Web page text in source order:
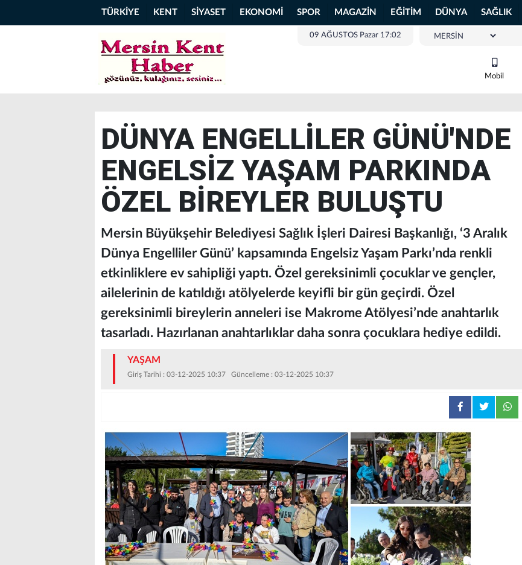
TÜRKİYE KENT SİYASET EKONOMİ SPOR MAGAZİN EĞİTİM DÜNYA SAĞLIK
09 AĞUSTOS Pazar 17:02
Mobil
DÜNYA ENGELLİLER GÜNÜ'NDE
ENGELSİZ YAŞAM PARKINDA
ÖZEL BİREYLER BULUŞTU
Mersin Büyükşehir Belediyesi Sağlık İşleri Dairesi Başkanlığı, ‘3 Aralık
Dünya Engelliler Günü’ kapsamında Engelsiz Yaşam Parkı’nda renkli
etkinliklere ev sahipliği yaptı. Özel gereksinimli çocuklar ve gençler,
ailelerinin de katıldığı atölyelerde keyifli bir gün geçirdi. Özel
gereksinimli bireylerin anneleri ise Makrome Atölyesi’nde anahtarlık
tasarladı. Hazırlanan anahtarlıklar daha sonra çocuklara hediye edildi.
YAŞAM
Giriş Tarihi : 03-12-2025 10:37 Güncelleme : 03-12-2025 10:37